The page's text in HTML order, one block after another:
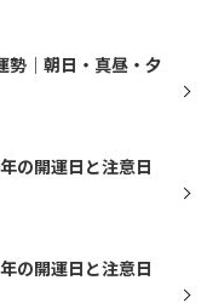
勢｜朝日・真昼・夕
の開運日と注意日
の開運日と注意日